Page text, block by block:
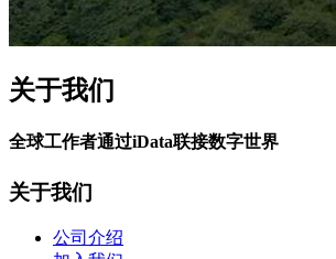
关于我们
全球工作者通过iData联接数字世界
关于我们
公司介绍